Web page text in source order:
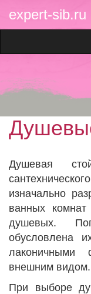
expert-sib.ru
Душевая
изначально
ванных
душевых.
обусловлена
лаконичными
внешним видом.
При выборе